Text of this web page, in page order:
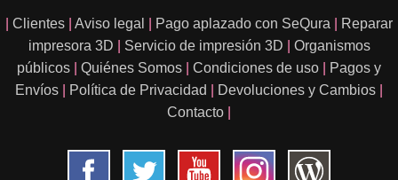
Clientes Aviso legal Pago aplazado con SeQura
Reparar
impresora 3D
Servicio de impresión 3D
Organismos
públicos
Quiénes Somos Condiciones de uso
Pagos y
Envíos
Política de Privacidad Devoluciones y Cambios
Contacto